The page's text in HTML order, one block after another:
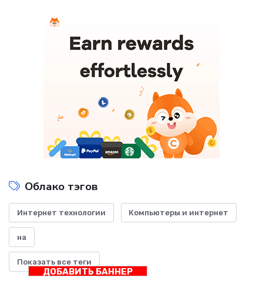
Облако тэгов
Интернет технологии Компьютеры и интернет
на
Показать все теги
ДОБАВИТЬ БАННЕР